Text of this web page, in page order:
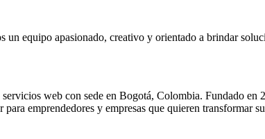
equipo apasionado, creativo y orientado a brindar
web con sede en Bogotá, Colombia. Fundado en
emprendedores y empresas que quieren transformar